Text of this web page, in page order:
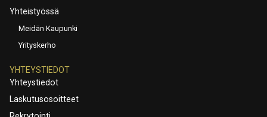
Yhteistyössä
Meidän Kaupunki
Yrityskerho
YHTEYSTIEDOT
Yhteystiedot
Laskutusosoitteet